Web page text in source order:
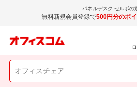
パネルデスク セルボの
無料新規会員登録で500円分のポ